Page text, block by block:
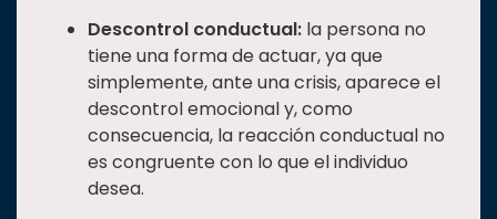
Descontrol conductual: la persona no
tiene una forma de actuar, ya que
simplemente, ante una crisis, aparece el
descontrol emocional y, como
consecuencia, la reacción conductual no
es congruente con lo que el individuo
desea.